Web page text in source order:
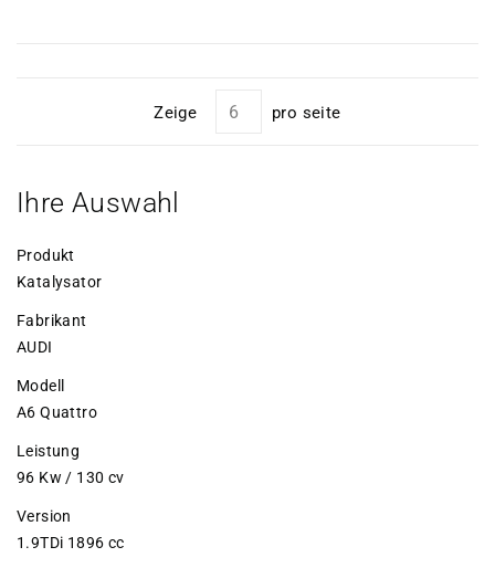
Zeige pro seite
Ihre Auswahl
Produkt
Katalysator
Fabrikant
AUDI
Modell
A6 Quattro
Leistung
96 Kw / 130 cv
Version
1.9TDi 1896 cc